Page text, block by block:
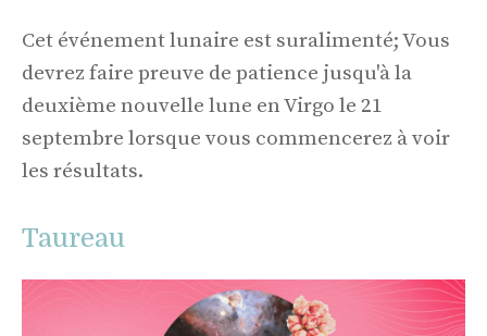
Cet événement lunaire est suralimenté; Vous
devrez faire preuve de patience jusqu'à la
deuxième nouvelle lune en Virgo le 21
septembre lorsque vous commencerez à voir
les résultats.
Taureau